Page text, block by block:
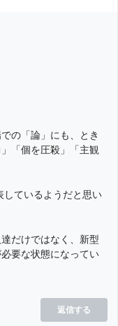
の「論」にも、とき
「個を圧殺」「主観
しているようだと思い
だけではなく、新型
要な状態になってい
返信する